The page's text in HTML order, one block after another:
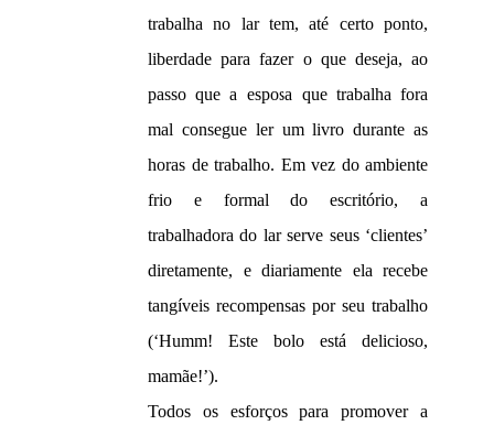
trabalha no lar tem, até certo ponto,
liberdade para fazer o que deseja, ao
passo que a esposa que trabalha fora
mal consegue ler um livro durante as
horas de trabalho. Em vez do ambiente
frio e formal do escritório, a
trabalhadora do lar serve seus ‘clientes’
diretamente, e diariamente ela recebe
tangíveis recompensas por seu trabalho
(‘Humm! Este bolo está delicioso,
mamãe!’).
Todos os esforços para promover a